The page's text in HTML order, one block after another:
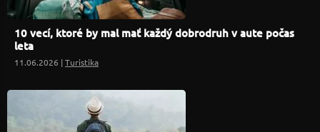
10 vecí, ktoré by mal mať každý dobrodruh v aute počas
leta
11.06.2026 |Turistika